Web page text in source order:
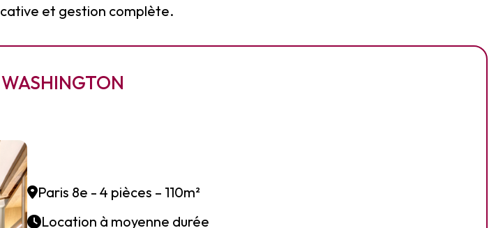
et gestion complète.
Paris 8e - 4 pièces – 110m²
Location à moyenne durée